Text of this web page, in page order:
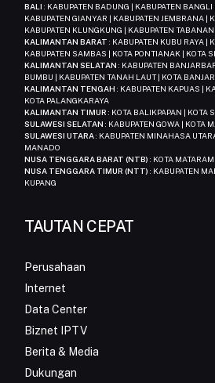
BALI : KABUPATEN BADUNG | KABUPATEN
KABUPATEN GIANYAR | KABUPATEN JEMBRANA |
KABUPATEN KLUNGKUNG | KABUPATEN
KALIMANTAN BARAT : KABUPATEN KUBU RAYA |
KABUPATEN SAMBAS | KOTA PONTIANAK | KOTA
KALIMANTAN SELATAN : KABUPATEN
BUMBU | KABUPATEN TANAH LAUT | KOTA
KALIMANTAN TENGAH : KABUPATEN KAPUAS |
KOTA PALANGKARAYA
KALIMANTAN TIMUR : KOTA BALIKPAPAN | KOTA
SULAWESI SELATAN : KABUPATEN GOWA | KOTA
SULAWESI UTARA: KABUPATEN MINAHASA
MANADO
NUSA TENGGARA BARAT (NTB) : KOTA MATARAM
NUSA TENGGARA TIMUR (NTT) : KABUPATEN
KUPANG
TAUTAN CEPAT
Perusahaan
Internet
Data Center
Biznet IPTV
Berita & Media
Dukungan